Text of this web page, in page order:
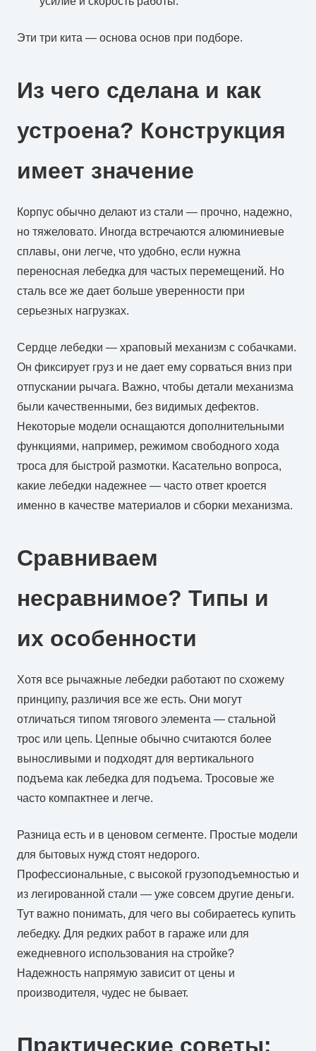
Эти три кита — основа основ при подборе.
Из чего сделана и как
устроена? Конструкция
имеет значение
Корпус обычно делают из стали — прочно, надежно,
но тяжеловато. Иногда встречаются алюминиевые
сплавы, они легче, что удобно, если нужна
переносная лебедка для частых перемещений. Но
сталь все же дает больше уверенности при
серьезных нагрузках.
Сердце лебедки — храповый механизм с собачками.
Он фиксирует груз и не дает ему сорваться вниз при
отпускании рычага. Важно, чтобы детали механизма
были качественными, без видимых дефектов.
Некоторые модели оснащаются дополнительными
функциями, например, режимом свободного хода
троса для быстрой размотки. Касательно вопроса,
какие лебедки надежнее — часто ответ кроется
именно в качестве материалов и сборки механизма.
Сравниваем
несравнимое? Типы и
их особенности
Хотя все рычажные лебедки работают по схожему
принципу, различия все же есть. Они могут
отличаться типом тягового элемента — стальной
трос или цепь. Цепные обычно считаются более
выносливыми и подходят для вертикального
подъема как лебедка для подъема. Тросовые же
часто компактнее и легче.
Разница есть и в ценовом сегменте. Простые модели
для бытовых нужд стоят недорого.
Профессиональные, с высокой грузоподъемностью и
из легированной стали — уже совсем другие деньги.
Тут важно понимать, для чего вы собираетесь купить
лебедку. Для редких работ в гараже или для
ежедневного использования на стройке?
Надежность напрямую зависит от цены и
производителя, чудес не бывает.
Практические советы: